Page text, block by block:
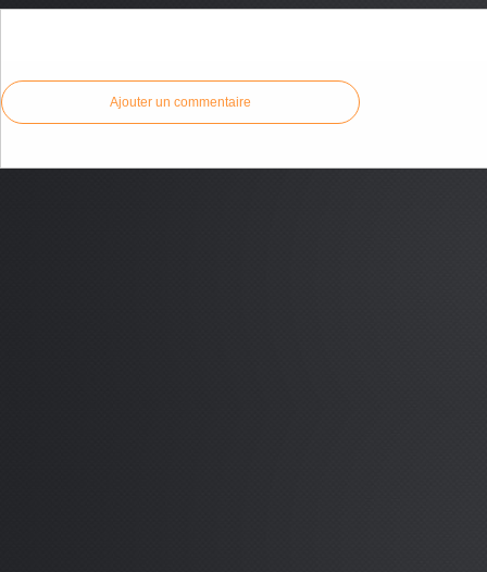
Ajouter un commentaire